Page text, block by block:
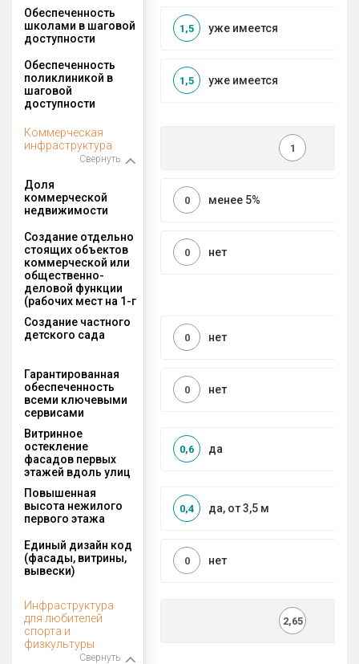
Обеспеченность
школами в шаговой
доступности
уже имеется
1,5
Обеспеченность
поликлиникой в
шаговой
доступности
уже имеется
1,5
Коммерческая
инфраструктура
Свернуть
1
Доля
коммерческой
недвижимости
менее 5%
0
Создание отдельно
стоящих объектов
коммерческой или
общественно-
деловой функции
(рабочих мест на 1-г
нет
0
Создание частного
детского сада
нет
0
Гарантированная
обеспеченность
всеми ключевыми
сервисами
нет
0
Витринное
остекление
фасадов первых
этажей вдоль улиц
да
0,6
Повышенная
высота нежилого
первого этажа
да, от 3,5 м
0,4
Единый дизайн код
(фасады, витрины,
вывески)
нет
0
Инфраструктура
для любителей
спорта и
физкультуры
Свернуть
2,65